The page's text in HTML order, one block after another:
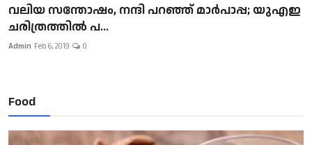
വലിയ സന്തോഷം, നന്ദി പറഞ്ഞ് മാർപാപ്പ; യുഎഇ
ചരിത്രത്തിൽ പ...
Admin Feb 6, 2019 0
Food